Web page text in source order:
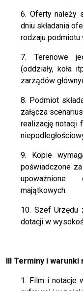
6. Oferty należy
dniu składania
rodzaju podmiotu
7. Terenowe
(oddziały, koła
zarządów
8. Podmiot
załącza
realizację notacji
9. Kopie
poświadczone
upoważnione
majątkowych.
10. Szef Urzędu
dotacji w
III Terminy i
1. Film i notacje